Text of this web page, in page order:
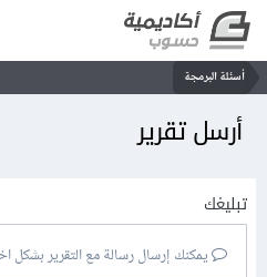
أسئلة البرمجة
أرسل تقرير
تبليغك
يمكنك إرسال رسالة مع التقرير بشكل